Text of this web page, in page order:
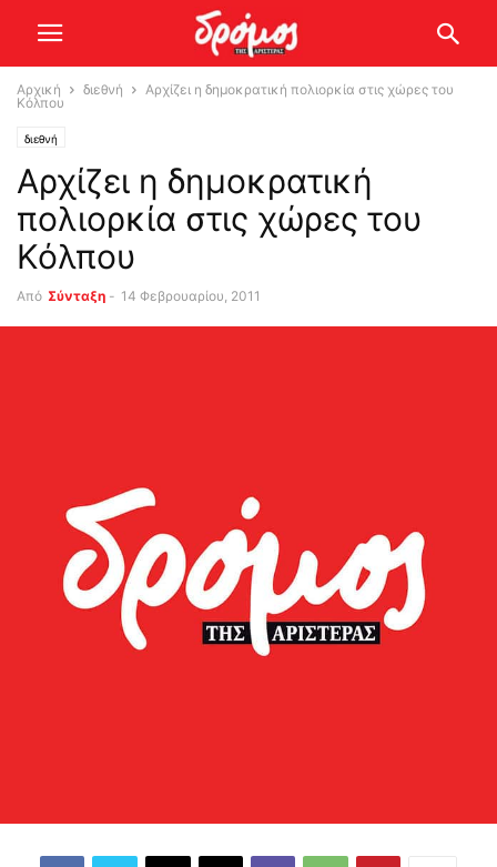
Αρχική διεθνή
Αρχίζει η δημοκρατική πολιορκία στις χώρες του
Κόλπου
διεθνή
Αρχίζει η δημοκρατική
πολιορκία στις χώρες του
Κόλπου
Από Σύνταξη - 14 Φεβρουαρίου, 2011